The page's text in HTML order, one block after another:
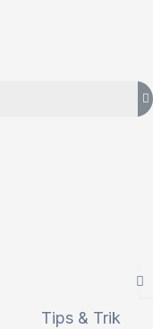
Tips & Trik